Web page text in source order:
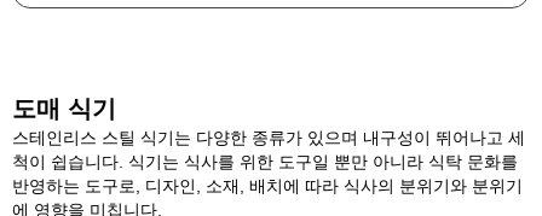
도매 식기
스테인리스 스틸 식기는 다양한 종류가 있으며 내구성이 뛰어나고 세
척이 쉽습니다. 식기는 식사를 위한 도구일 뿐만 아니라 식탁 문화를
반영하는 도구로, 디자인, 소재, 배치에 따라 식사의 분위기와 분위기
에 영향을 미칩니다.